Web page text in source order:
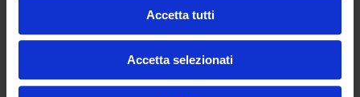
Accetta tutti
Accetta selezionati